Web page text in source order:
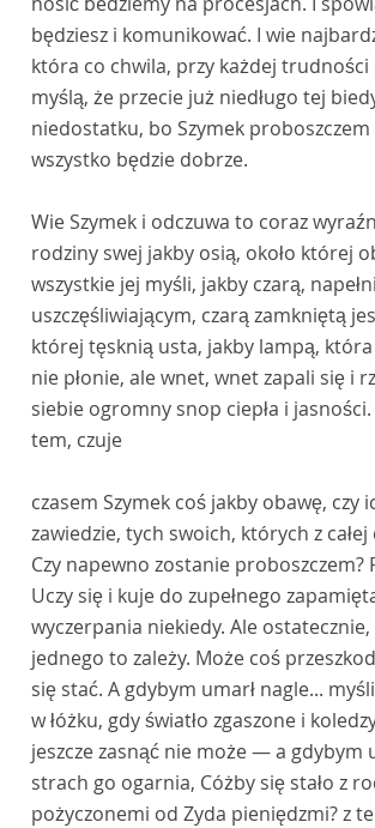
będziesz i komunikować. I wie
która co chwila, przy każdej trudności
myślą, że przecie już niedługo tej
niedostatku, bo Szymek
wszystko będzie dobrze.
Wie Szymek i odczuwa to coraz
rodziny swej jakby osią, około której
wszystkie jej myśli, jakby czarą,
uszczęśliwiającym, czarą zamkniętą
której tęsknią usta, jakby lampą, która
nie płonie, ale wnet, wnet zapali się i
siebie ogromny snop ciepła i jasności.
tem, czuje
czasem Szymek coś jakby obawę, czy
zawiedzie, tych swoich, których z całej
Czy napewno zostanie proboszczem?
Uczy się i kuje do zupełnego
wyczerpania niekiedy. Ale
jednego to zależy. Może coś
się stać. A gdybym umarł nagle...
w łóżku, gdy światło zgaszone i
jeszcze zasnąć nie może — a gdybym
strach go ogarnia, Cóżby się stało z
pożyczonemi od Zyda pieniędzmi? z